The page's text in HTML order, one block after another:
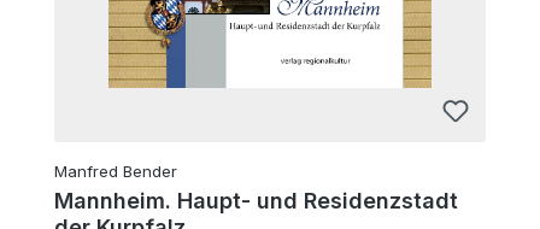
Manfred Bender
Mannheim. Haupt- und Residenzstadt